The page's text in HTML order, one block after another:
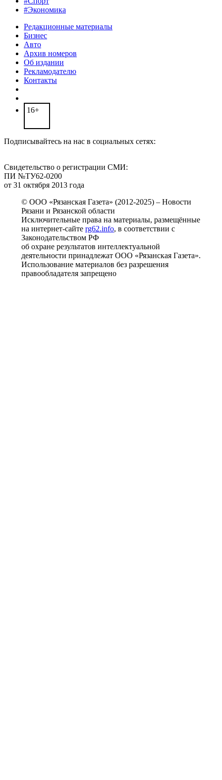
#Экономика
Редакционные материалы
Бизнес
Авто
Архив номеров
Об издании
Рекламодателю
Контакты
16+
Подписывайтесь на нас в социальных сетях:
Свидетельство о регистрации СМИ:
ПИ №ТУ62-0200
от 31 октября 2013 года
© ООО «Рязанская Газета» (2012-2025) – Новости
Рязани и Рязанской области
Исключительные права на материалы, размещённые
на интернет-сайте rg62.info, в соответствии с
Законодательством РФ
об охране результатов интеллектуальной
деятельности принадлежат ООО «Рязанская Газета».
Использование материалов без разрешения
правообладателя запрещено